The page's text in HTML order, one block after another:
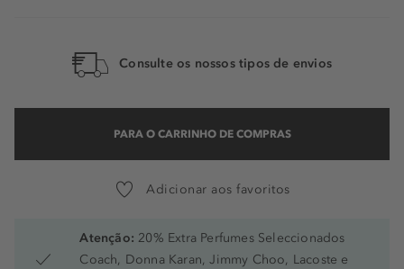
Consulte os nossos tipos de envios
PARA O CARRINHO DE COMPRAS
Adicionar aos favoritos
Atenção: 20% Extra Perfumes Seleccionados
Coach, Donna Karan, Jimmy Choo, Lacoste e